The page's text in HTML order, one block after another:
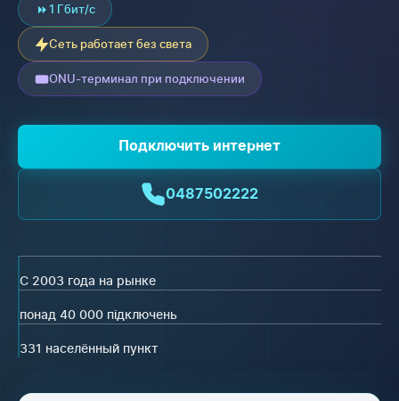
1 Гбит/с
Сеть работает без света
ONU-терминал при подключении
Подключить интернет
0487502222
С 2003 года на рынке
понад 40 000 підключень
331 населённый пункт